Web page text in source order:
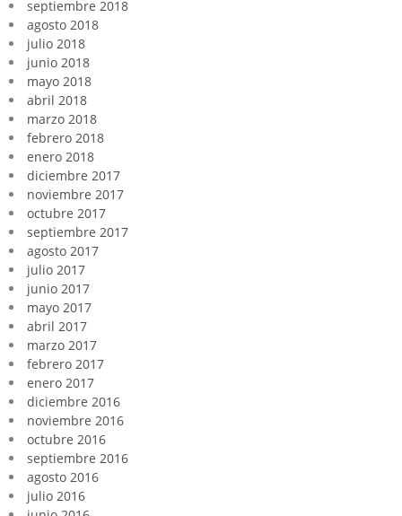
septiembre 2018
agosto 2018
julio 2018
junio 2018
mayo 2018
abril 2018
marzo 2018
febrero 2018
enero 2018
diciembre 2017
noviembre 2017
octubre 2017
septiembre 2017
agosto 2017
julio 2017
junio 2017
mayo 2017
abril 2017
marzo 2017
febrero 2017
enero 2017
diciembre 2016
noviembre 2016
octubre 2016
septiembre 2016
agosto 2016
julio 2016